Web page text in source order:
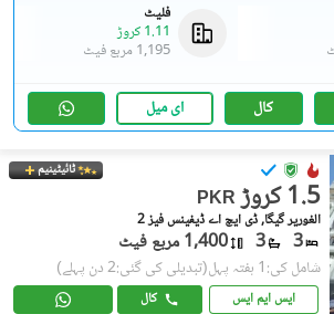
فلیٹ
1.11 کروڑ
1,195 مربع فیٹ
کال ای میل
ٹائیٹینیم
PKR 1.5 کروڑ
الغوریر گیگا, ڈی ایچ اے ڈیفینس فیز 2
3
3 1,400 مربع فیٹ
شامل کی:1 ہفتہ پہل (تبدیلی کی گئی:2 دن پہلے)
ایس ایم ایس کال